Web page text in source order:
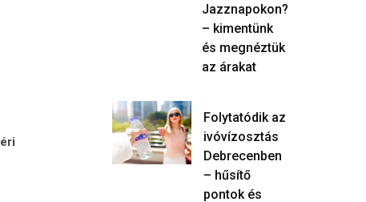
Jazznapokon?
– kimentünk
és megnéztük
az árakat
Folytatódik az
ivóvízosztás
Debrecenben
– hűsítő
pontok és